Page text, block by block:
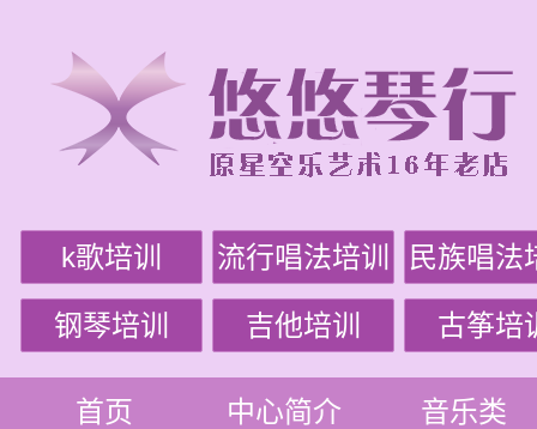
k歌培训 流行唱法培训 民族唱法
钢琴培训 吉他培训 古筝培
首页 中心简介 音乐类